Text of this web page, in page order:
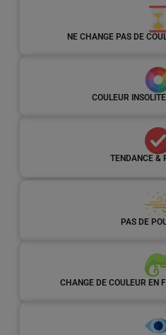
NE CHANGE PAS DE
COULEUR
TENDANCE &
PAS DE
CHANGE DE COULEUR EN